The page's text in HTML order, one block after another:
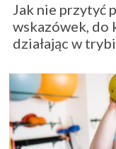
Jak nie przytyć
wskazówek, do
działając w